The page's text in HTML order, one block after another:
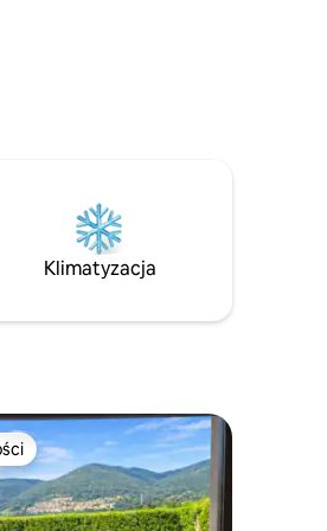
Klimatyzacja
z kategorii Wybór gości